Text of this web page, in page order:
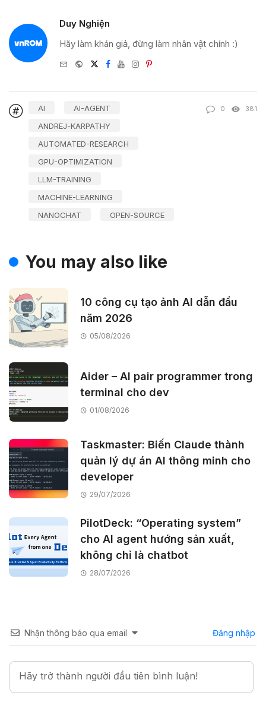
Duy Nghiện
Hãy làm khán giả, đừng làm nhân vật chính :)
e-
WebsiteTwitter
Facebook
YoutubeInstagram
Pinterest
AI
AI-AGENT
ANDREJ-KARPATHY
AUTOMATED-RESEARCH
GPU-OPTIMIZATION
LLM-TRAINING
MACHINE-LEARNING
NANOCHAT
OPEN-SOURCE
0 381
You may also like
10 công cụ tạo ảnh AI dẫn đầu
năm 2026
05/08/2026
Aider – AI pair programmer trong
terminal cho dev
01/08/2026
Taskmaster: Biến Claude thành
quản lý dự án AI thông minh cho
developer
29/07/2026
PilotDeck: “Operating system”
cho AI agent hướng sản xuất,
không chỉ là chatbot
28/07/2026
Nhận thông báo qua email Đăng nhập